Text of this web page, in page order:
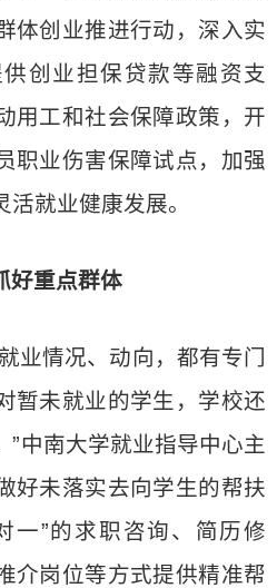
体创业推进行动，深入实
创业担保贷款等融资支
用工和社会保障政策，开
职业伤害保障试点，加强
就业健康发展。
好重点群体
业情况、动向，都有专门
暂未就业的学生，学校还
”中南大学就业指导中心主
好未落实去向学生的帮扶
一”的求职咨询、简历修
介岗位等方式提供精准帮